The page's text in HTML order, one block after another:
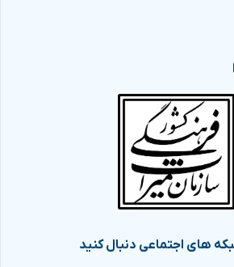
های اجتماعی دنبال کنید